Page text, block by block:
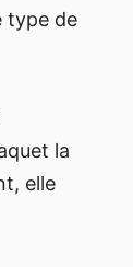
type de
la
elle